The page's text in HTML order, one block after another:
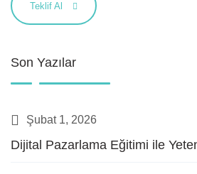
Teklif Al
Son Yazılar
Şubat 1, 2026
Dijital Pazarlama Eğitimi ile